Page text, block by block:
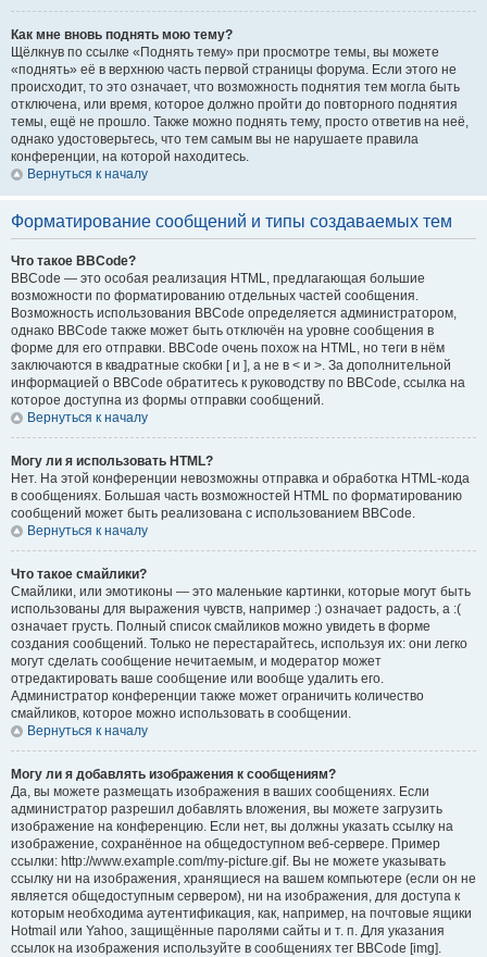
Как мне вновь поднять мою тему?
Щёлкнув по ссылке «Поднять тему» при просмотре темы, вы можете
«поднять» её в верхнюю часть первой страницы форума. Если этого не
происходит, то это означает, что возможность поднятия тем могла быть
отключена, или время, которое должно пройти до повторного поднятия
темы, ещё не прошло. Также можно поднять тему, просто ответив на неё,
однако удостоверьтесь, что тем самым вы не нарушаете правила
конференции, на которой находитесь.
Вернуться к началу
Форматирование сообщений и типы создаваемых тем
Что такое BBCode?
BBCode — это особая реализация HTML, предлагающая большие
возможности по форматированию отдельных частей сообщения.
Возможность использования BBCode определяется администратором,
однако BBCode также может быть отключён на уровне сообщения в
форме для его отправки. BBCode очень похож на HTML, но теги в нём
заключаются в квадратные скобки [ и ], а не в < и >. За дополнительной
информацией о BBCode обратитесь к руководству по BBCode, ссылка на
которое доступна из формы отправки сообщений.
Вернуться к началу
Могу ли я использовать HTML?
Нет. На этой конференции невозможны отправка и обработка HTML-кода
в сообщениях. Большая часть возможностей HTML по форматированию
сообщений может быть реализована с использованием BBCode.
Вернуться к началу
Что такое смайлики?
Смайлики, или эмотиконы — это маленькие картинки, которые могут быть
использованы для выражения чувств, например :) означает радость, а :(
означает грусть. Полный список смайликов можно увидеть в форме
создания сообщений. Только не перестарайтесь, используя их: они легко
могут сделать сообщение нечитаемым, и модератор может
отредактировать ваше сообщение или вообще удалить его.
Администратор конференции также может ограничить количество
смайликов, которое можно использовать в сообщении.
Вернуться к началу
Могу ли я добавлять изображения к сообщениям?
Да, вы можете размещать изображения в ваших сообщениях. Если
администратор разрешил добавлять вложения, вы можете загрузить
изображение на конференцию. Если нет, вы должны указать ссылку на
изображение, сохранённое на общедоступном веб-сервере. Пример
ссылки: http://www.example.com/my-picture.gif. Вы не можете указывать
ссылку ни на изображения, хранящиеся на вашем компьютере (если он не
является общедоступным сервером), ни на изображения, для доступа к
которым необходима аутентификация, как, например, на почтовые ящики
Hotmail или Yahoo, защищённые паролями сайты и т. п. Для указания
ссылок на изображения используйте в сообщениях тег BBCode [img].